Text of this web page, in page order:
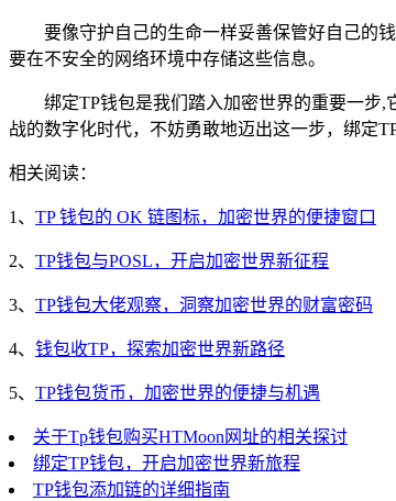
要像守护自己的生命一样妥善保管好自己的
要在不安全的网络环境中存储这些信息。
绑定TP钱包是我们踏入加密世界的重要一步
战的数字化时代，不妨勇敢地迈出这一步，绑定
相关阅读：
1、 TP 钱包的 OK 链图标，加密世界的便捷窗口
2、 TP钱包与POSL，开启加密世界新征程
3、 TP钱包大佬观察，洞察加密世界的财富密码
4、 钱包收TP，探索加密世界新路径
5、 TP钱包货币，加密世界的便捷与机遇
关于Tp钱包购买HTMoon网址的相关探讨
绑定TP钱包，开启加密世界新旅程
TP钱包添加链的详细指南